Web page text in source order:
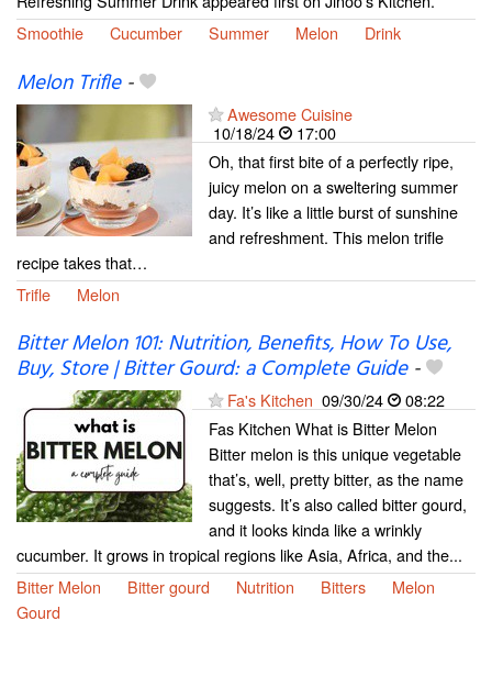
Smoothie
Cucumber Summer Melon Drink
Melon Trifle-
Awesome Cuisine
10/18/24
17:00
Oh, that first bite of a perfectly ripe,
juicy melon on a sweltering summer
day. It’s like a little burst of sunshine
and refreshment. This melon trifle
recipe takes that…
Trifle
Melon
Bitter Melon 101: Nutrition, Benefits, How To Use,
Buy, Store | Bitter Gourd: a Complete Guide-
Fa's Kitchen 09/30/24
08:22
Fas Kitchen What is Bitter Melon
Bitter melon is this unique vegetable
that’s, well, pretty bitter, as the name
suggests. It’s also called bitter gourd,
and it looks kinda like a wrinkly
cucumber. It grows in tropical regions like Asia, Africa, and the...
Bitter Melon
Bitter gourd Nutrition Bitters
Melon
Gourd